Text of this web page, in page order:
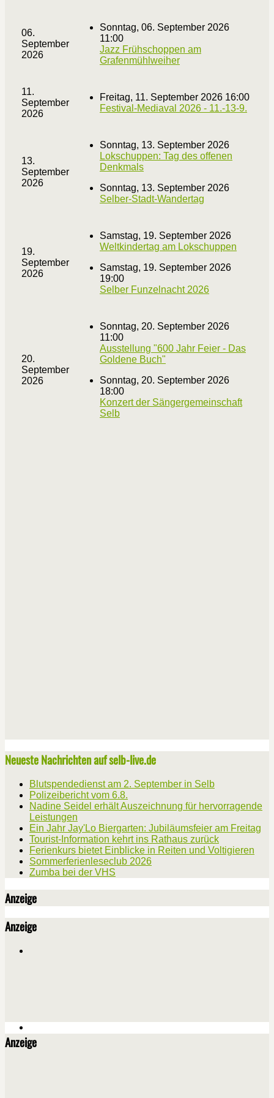
06.
September
2026
Sonntag, 06. September 2026
11:00
Jazz Frühschoppen am
Grafenmühlweiher
11.
September
2026
Freitag, 11. September 2026 16:00
Festival-Mediaval 2026 - 11.-13-9.
13.
September
2026
Sonntag, 13. September 2026
Lokschuppen: Tag des offenen
Denkmals
Sonntag, 13. September 2026
Selber-Stadt-Wandertag
19.
September
2026
Samstag, 19. September 2026
Weltkindertag am Lokschuppen
Samstag, 19. September 2026
19:00
Selber Funzelnacht 2026
20.
September
2026
Sonntag, 20. September 2026
11:00
Ausstellung "600 Jahr Feier - Das
Goldene Buch"
Sonntag, 20. September 2026
18:00
Konzert der Sängergemeinschaft
Selb
Neueste Nachrichten auf selb-live.de
Blutspendedienst am 2. September in Selb
Polizeibericht vom 6.8.
Nadine Seidel erhält Auszeichnung für hervorragende
Leistungen
Ein Jahr Jay'Lo Biergarten: Jubiläumsfeier am Freitag
Tourist-Information kehrt ins Rathaus zurück
Ferienkurs bietet Einblicke in Reiten und Voltigieren
Sommerferienleseclub 2026
Zumba bei der VHS
Anzeige
Anzeige
Anzeige